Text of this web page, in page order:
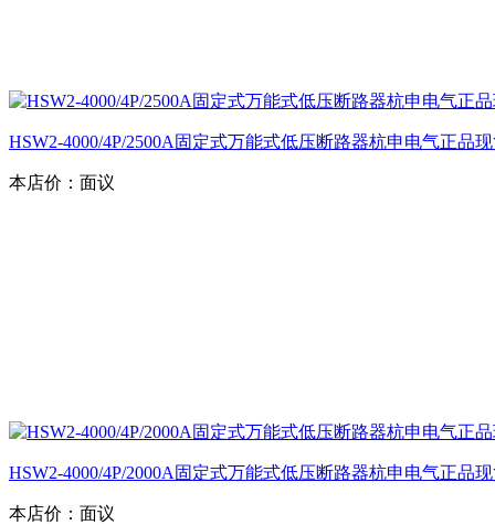
HSW2-4000/4P/2500A固定式万能式低压断路器杭申电气正品
本店价： 面议
HSW2-4000/4P/2000A固定式万能式低压断路器杭申电气正品
本店价： 面议